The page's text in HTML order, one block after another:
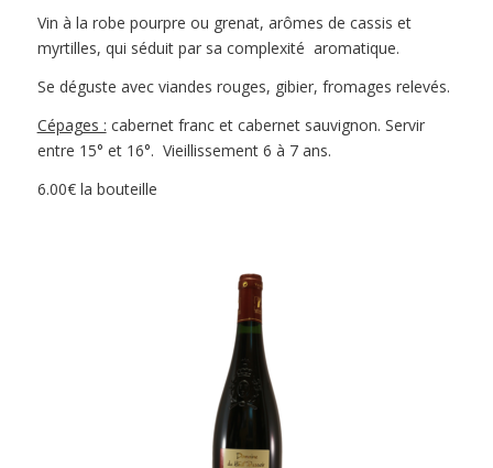
Vin à la robe pourpre ou grenat, arômes de cassis et
myrtilles, qui séduit par sa complexité aromatique.
Se déguste avec viandes rouges, gibier, fromages relevés.
Cépages : cabernet franc et cabernet sauvignon. Servir
entre 15° et 16°. Vieillissement 6 à 7 ans.
6.00€ la bouteille